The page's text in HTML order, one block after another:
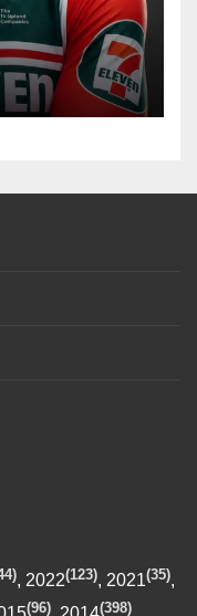
, 2022(123), 2021(35),
(96) (398)